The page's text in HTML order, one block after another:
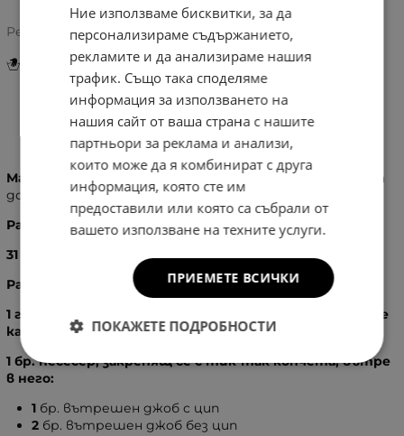
Инструкции за грижа и поддръжка
Рейтинг: 5.0/5 на базата на2 оценки
Информация
Материал:
Висок клас еко кожа, изключително мека на
допир
Размери:
31
Разпределение:
1 голямо отделение, затварящо се с магнитно копче
като вътре в него има:
1 бр. несесер, закрепящ се с тик-так копчета, вътре
в него:
1 бр. вътрешен джоб с цип
2 бр. вътрешен джоб без цип
Ние използваме бисквитки, за да
персонализираме съдържанието,
рекламите и да анализираме нашия
трафик. Също така споделяме
информация за използването на
нашия сайт от ваша страна с нашите
партньори за реклама и анализи,
които може да я комбинират с друга
информация, която сте им
предоставили или която са събрали от
вашето използване на техните услуги.
ПРИЕМЕТЕ ВСИЧКИ
ПОКАЖЕТЕ ПОДРОБНОСТИ